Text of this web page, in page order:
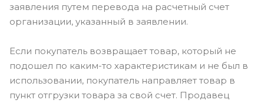
заявления путем перевода на расчетный счет
организации, указанный в заявлении.
Если покупатель возвращает товар, который не
подошел по каким-то характеристикам и не был в
использовании, покупатель направляет товар в
пункт отгрузки товара за свой счет. Продавец